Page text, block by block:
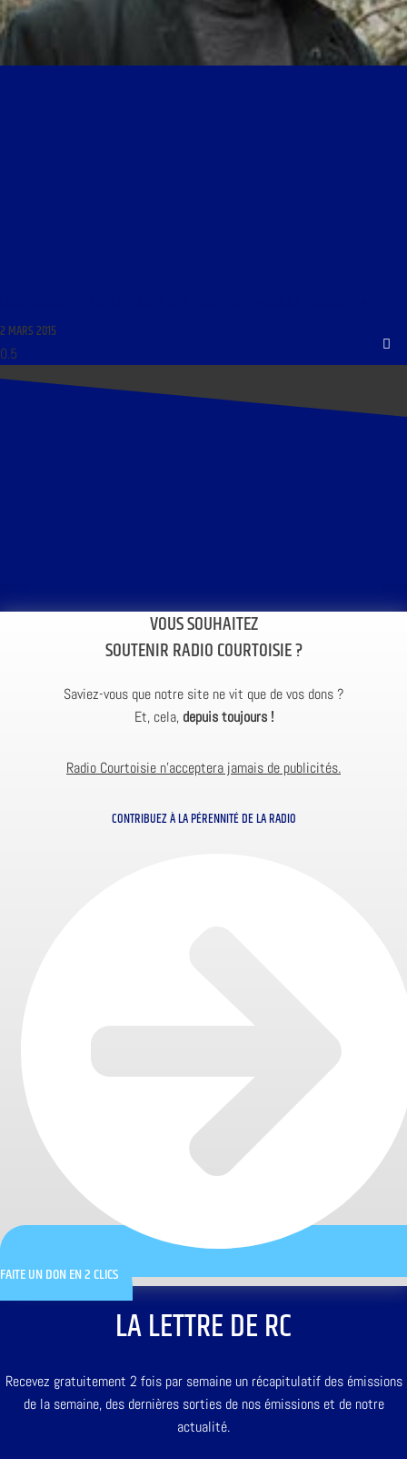
2 MARS 2015
VOUS SOUHAITEZ
SOUTENIR RADIO COURTOISIE ?
Saviez-vous que notre site ne vit que de vos dons ?
Et, cela, depuis toujours !
Radio Courtoisie n’acceptera jamais de publicités.
CONTRIBUEZ À LA PÉRENNITÉ DE LA RADIO
FAITE UN DON EN 2 CLICS
LA LETTRE DE RC
Recevez gratuitement 2 fois par semaine un récapitulatif des émissions
de la semaine, des dernières sorties de nos émissions et de notre
actualité.